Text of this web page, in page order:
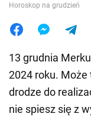
Jedzenie
Horoskop na grudzień
13 grudnia
2024 roku.
drodze do
nie spiesz się z